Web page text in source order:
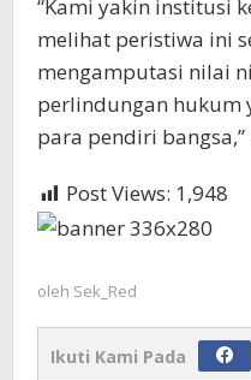
“Kami yakin institusi
melihat peristiwa ini
mengamputasi nilai
perlindungan hukum
para pendiri
Post Views: 1,948
oleh Sek_Red
Ikuti Kami Pada